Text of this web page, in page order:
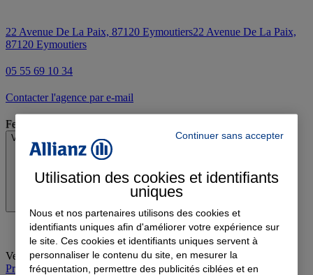
22 Avenue De La Paix, 87120 Eymoutiers22 Avenue De La Paix,
87120 Eymoutiers
05 55 69 10 34
Contacter l'agence par e-mail
Fermé
Voir les horaires
Vendredi: 09:00-12:00, 14:00-18:00
Prendre rendez-vous à l'agence
Continuer sans accepter
Utilisation des cookies et identifiants
uniques
Nous et nos partenaires utilisons des cookies et
identifiants uniques afin d'améliorer votre expérience sur
le site. Ces cookies et identifiants uniques servent à
personnaliser le contenu du site, en mesurer la
fréquentation, permettre des publicités ciblées et en